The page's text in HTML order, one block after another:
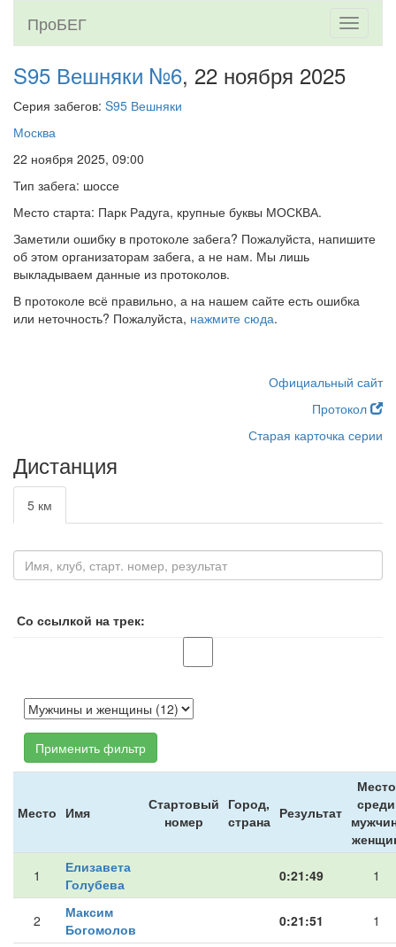
Toggle
ПроБЕГ
S95 Вешняки №6, 22 ноября 2025
Серия забегов: S95 Вешняки
Москва
22 ноября 2025, 09:00
Тип забега: шоссе
Место старта: Парк Радуга, крупные буквы МОСКВА.
Заметили ошибку в протоколе забега? Пожалуйста, напишите
об этом организаторам забега, а не нам. Мы лишь
выкладываем данные из протоколов.
В протоколе всё правильно, а на нашем сайте есть ошибка
или неточность? Пожалуйста, нажмите сюда.
Официальный сайт
Протокол
Старая карточка серии
Дистанция
5 км
Со ссылкой на трек:
Применить фильтр
Место Имя
Стартовый
номер
Город,
страна Результат
Место
среди
1
Елизавета
Голубева
0:21:49 1
2
Максим
Богомолов
0:21:51 1